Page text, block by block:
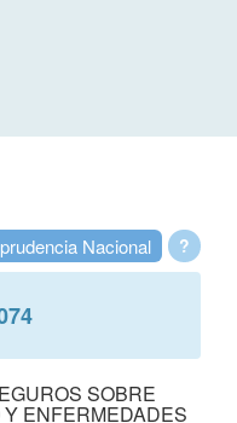
?
Nacional
SOBRE
ENFERMEDADES